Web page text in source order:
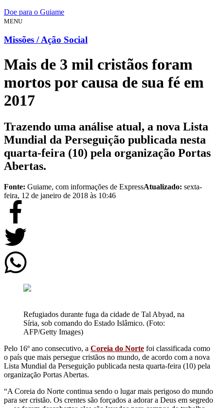
Doe para o Guiame
MENU
Missões / Ação Social
Mais de 3 mil cristãos foram
mortos por causa de sua fé em
2017
Trazendo uma análise atual, a nova Lista
Mundial da Perseguição publicada nesta
quarta-feira (10) pela organização Portas
Abertas.
Fonte: Guiame, com informações de ExpressAtualizado: sexta-
feira, 12 de janeiro de 2018 às 10:46
Refugiados durante fuga da cidade de Tal Abyad, na
Síria, sob comando do Estado Islâmico. (Foto:
AFP/Getty Images)
Pelo 16º ano consecutivo, a Coreia do Norte foi classificada como
o país que mais persegue cristãos no mundo, de acordo com a nova
Lista Mundial da Perseguição publicada nesta quarta-feira (10) pela
organização Portas Abertas.
“A Coreia do Norte continua sendo o lugar mais perigoso do mundo
para ser cristão. Os crentes são forçados a adorar a Deus em segredo